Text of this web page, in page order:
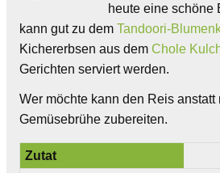
heute eine schöne
kann gut zu dem Tandoori-
Kichererbsen aus dem Chole
Gerichten serviert werden.
Wer möchte kann den Reis anstatt
Gemüsebrühe zubereiten.
Zutat